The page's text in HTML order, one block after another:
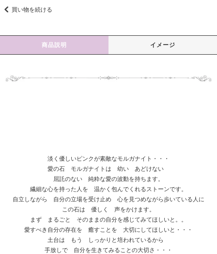
買い物を続ける
商品説明 イメージ
淡く優しいピンクが素敵なモルガナイト・・・
愛の石 モルガナイトは 幼い あどけない
屈託のない 純粋な愛の波動を持ちます。
繊細な心を持った人を 温かく包んでくれるストーンです。
自立しながら 自分の立場を受け止め 心を見つめながら歩いている人に
この石は 優しく 声をかけます。
まず まるごと そのままの自分を感じてみてほしいと。。
愛すべき自分の存在を 癒すことを 大切にしてほしいと・・・
土台は もう しっかりと培われているから
手放しで 自分を生きてみることの大切さ・・・